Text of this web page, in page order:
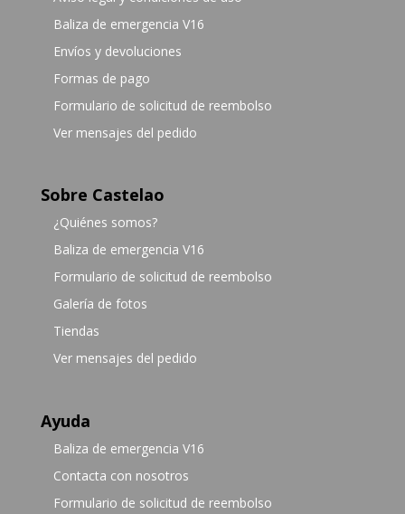
Baliza de emergencia V16
Envíos y devoluciones
Formas de pago
Formulario de solicitud de reembolso
Ver mensajes del pedido
Sobre Castelao
¿Quiénes somos?
Baliza de emergencia V16
Formulario de solicitud de reembolso
Galería de fotos
Tiendas
Ver mensajes del pedido
Ayuda
Baliza de emergencia V16
Contacta con nosotros
Formulario de solicitud de reembolso